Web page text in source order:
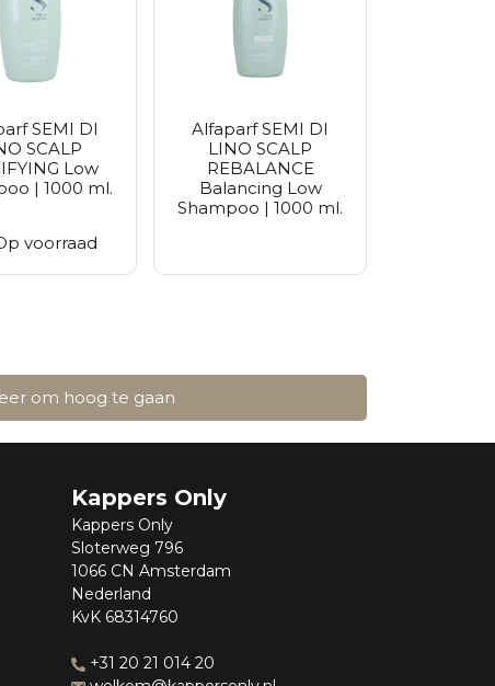
SEMI DI
SCALP
Low
| 1000 ml.
voorraad
Alfaparf SEMI DI
LINO SCALP
REBALANCE
Balancing Low
Shampoo | 1000 ml.
om hoog te gaan
Kappers Only
Kappers Only
Sloterweg 796
1066 CN Amsterdam
Nederland
KvK 68314760
+31 20 21 014 20